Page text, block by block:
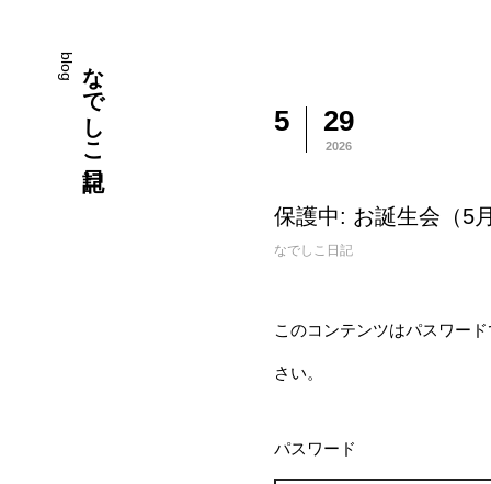
なでしこ日記
blog
5 29
2026
保護中: お誕生会（5
なでしこ日記
このコンテンツはパスワー
さい。
パスワード